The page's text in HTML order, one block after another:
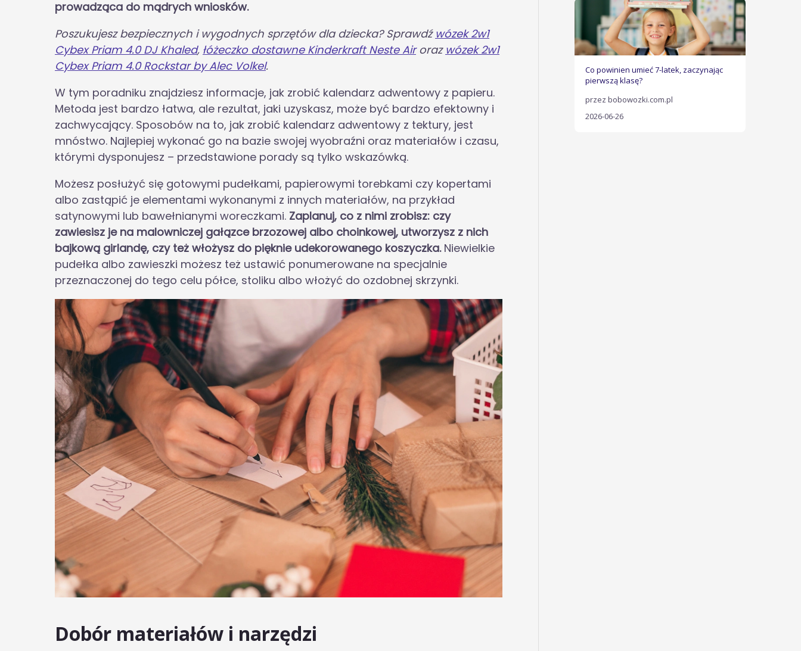
prowadząca do mądrych wniosków.
Poszukujesz bezpiecznych i wygodnych sprzętów dla dziecka? Sprawdź wózek 2w1
Cybex Priam 4.0 DJ Khaled, łóżeczko dostawne Kinderkraft Neste Airoraz wózek 2w1
Cybex Priam 4.0 Rockstar by Alec Volkel.
W tym poradniku znajdziesz informacje, jak zrobić kalendarz adwentowy z papieru.
Metoda jest bardzo łatwa, ale rezultat, jaki uzyskasz, może być bardzo efektowny i
zachwycający. Sposobów na to, jak zrobić kalendarz adwentowy z tektury, jest
mnóstwo. Najlepiej wykonać go na bazie swojej wyobraźni oraz materiałów i czasu,
którymi dysponujesz – przedstawione porady są tylko wskazówką.
Możesz posłużyć się gotowymi pudełkami, papierowymi torebkami czy kopertami
albo zastąpić je elementami wykonanymi z innych materiałów, na przykład
satynowymi lub bawełnianymi woreczkami. Zaplanuj, co z nimi zrobisz: czy
zawiesisz je na malowniczej gałązce brzozowej albo choinkowej, utworzysz z nich
bajkową girlandę, czy też włożysz do pięknie udekorowanego koszyczka. Niewielkie
pudełka albo zawieszki możesz też ustawić ponumerowane na specjalnie
przeznaczonej do tego celu półce, stoliku albo włożyć do ozdobnej skrzynki.
Dobór materiałów i narzędzi
Co powinien umieć 7-latek, zaczynając
pierwszą klasę?
przez bobowozki.com.pl
2026-06-26